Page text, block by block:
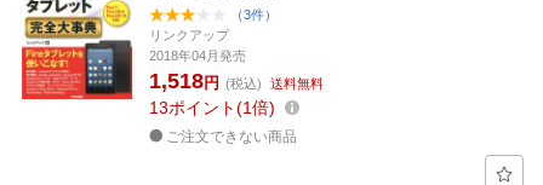
（3件）
リンクアップ
2018年04月発売
1,518円 (税込) 送料無料
13ポイント 1倍
ご注文できない商品